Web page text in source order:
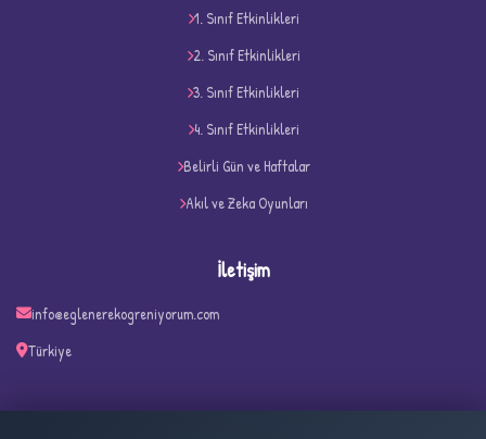
D
1. Sınıf Etkinlikleri
2. Sınıf Etkinlikleri
3. Sınıf Etkinlikleri
4. Sınıf Etkinlikleri
Belirli Gün ve Haftalar
Akıl ve Zeka Oyunları
İletişim
info@eglenerekogreniyorum.com
Türkiye